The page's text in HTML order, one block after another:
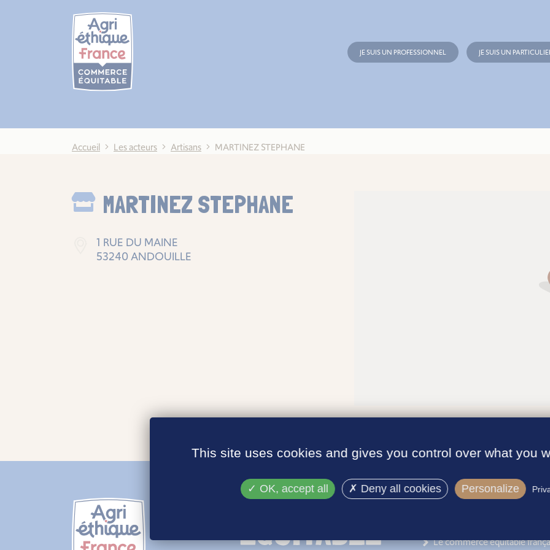
JE SUIS UN PROFESSIONNEL JE SUIS UN
Accueil Les acteurs Artisans MARTINEZ STEPHANE
MARTINEZ STEPHANE
1 RUE DU MAINE
53240 ANDOUILLE
Le commerce équitable
This site uses cookies and gives you control over what you
OK, accept all Deny all cookies Personalize